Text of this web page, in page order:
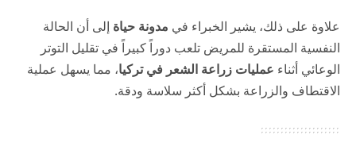
علاوة على ذلك، يشير الخبراء في مدونة حياة إلى أن الحالة
النفسية المستقرة للمريض تلعب دوراً كبيراً في تقليل التوتر
الوعائي أثناء عمليات زراعة الشعر في تركيا، مما يسهل عملية
الاقتطاف والزراعة بشكل أكثر سلاسة ودقة.